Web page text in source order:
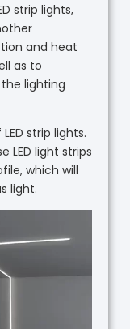
strip lights,
and heat
as to
lighting
strip lights.
LED light strips
which will
light.